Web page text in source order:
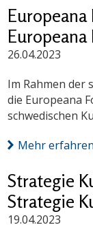
Europeana
Europeana
26.04.2023
Im Rahmen der
die Europeana
schwedischen
Mehr erfahren
Strategie
Strategie
19.04.2023